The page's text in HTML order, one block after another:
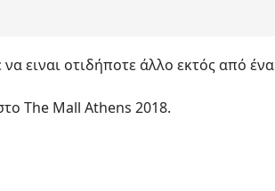
ειναι οτιδήποτε άλλο εκτός από ένα
The Mall Athens 2018.